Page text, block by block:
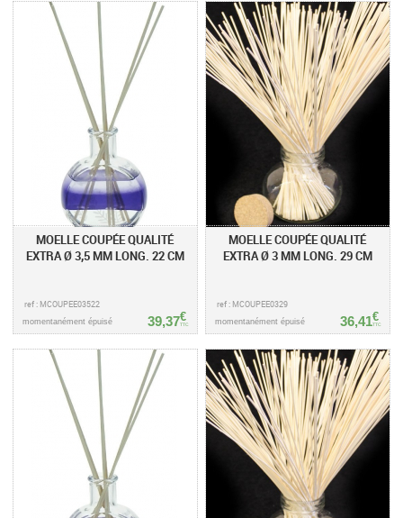
MOELLE COUPÉE QUALITÉ
EXTRA Ø 3,5 MM LONG. 22 CM
ref : MCOUPEE03522
39,37€
TTC
momentanément épuisé
MOELLE COUPÉE QUALITÉ
EXTRA Ø 3 MM LONG. 29 CM
ref : MCOUPEE0329
36,41€
TTC
momentanément épuisé